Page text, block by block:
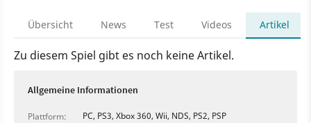
Übersicht News Test Videos Artikel
Zu diesem Spiel gibt es noch keine Artikel.
Allgemeine Informationen
Plattform:
PC, PS3, Xbox 360, Wii, NDS, PS2, PSP